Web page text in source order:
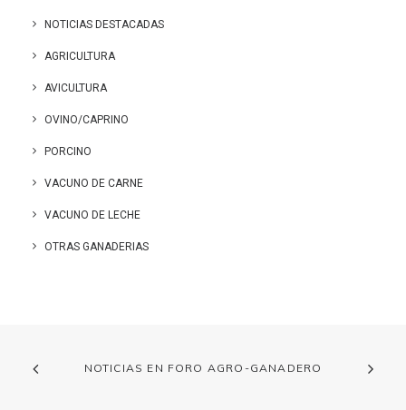
NOTICIAS DESTACADAS
AGRICULTURA
AVICULTURA
OVINO/CAPRINO
PORCINO
VACUNO DE CARNE
VACUNO DE LECHE
OTRAS GANADERIAS
NOTICIAS EN FORO AGRO-GANADERO